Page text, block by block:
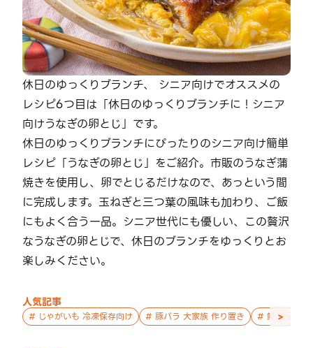
休日のゆっくりブランチ、 シニア向けでオススメの
レシピ6つ目は「休日のゆっくりブランチに！シニア
向けうなぎの卵とじ」です。
休日のゆっくりブランチにぴったりのシニア向け簡単
レシピ「うなぎの卵とじ」をご紹介。市販のうなぎ蒲
焼きを使用し、卵でとじるだけなので、あっという間
に完成します。玉ねぎと三つ葉の風味も加わり、ご飯
にもよく合う一品。シニア世代にも優しい、この贅沢
なうなぎの卵とじで、休日のブランチをゆっくりとお
楽しみください。
人気記事
# じゃがいも 冷凍保存向け # 豚バラ 大家族 作り置き # 鮭 親子 作
>